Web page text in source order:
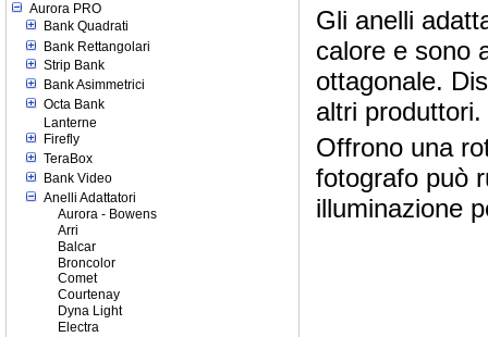
Aurora PRO
Bank Quadrati
Bank Rettangolari
Strip Bank
Bank Asimmetrici
Octa Bank
Lanterne
Firefly
TeraBox
Bank Video
Anelli Adattatori
Aurora - Bowens
Arri
Balcar
Broncolor
Comet
Courtenay
Dyna Light
Electra
Gli anelli
calore e sono
ottagonale.
altri produttori.
Offrono una
fotografo può
illuminazione